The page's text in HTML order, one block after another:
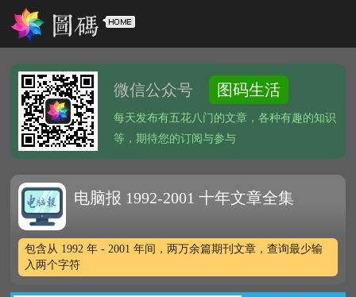
微信公众号 图码生活
每天发布有五花八门的文章，各种有趣的知识
等，期待您的订阅与参与
电脑报 1992-2001 十年文章全集
包含从 1992 年 - 2001 年间，两万余篇期刊文章，查询最少输
入两个字符